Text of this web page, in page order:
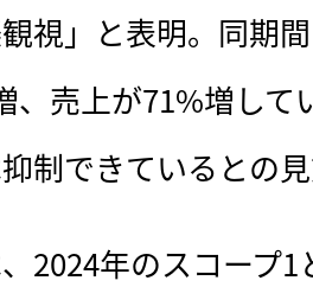
観視」と表明。同期
、売上が71%増して
制できているとの
2024年のスコープ1